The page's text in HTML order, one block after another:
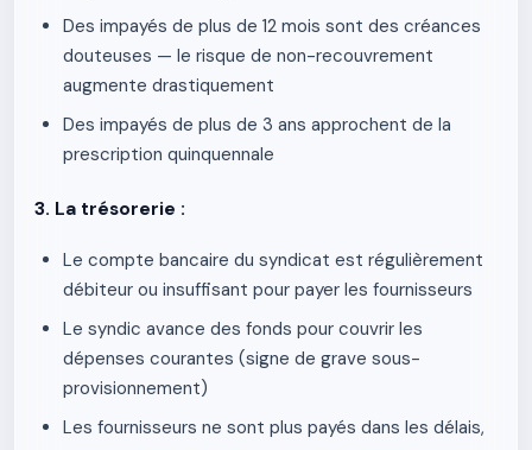
Des impayés de plus de 12 mois sont des créances
douteuses — le risque de non-recouvrement
augmente drastiquement
Des impayés de plus de 3 ans approchent de la
prescription quinquennale
3. La trésorerie :
Le compte bancaire du syndicat est régulièrement
débiteur ou insuffisant pour payer les fournisseurs
Le syndic avance des fonds pour couvrir les
dépenses courantes (signe de grave sous-
provisionnement)
Les fournisseurs ne sont plus payés dans les délais,